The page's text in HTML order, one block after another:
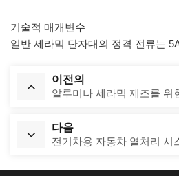
기술적 매개변수
일반 세라믹 단자대의 정격 전류는
이전의
알루미나 세라믹 제조를 위
다음
전기차용 자동차 열처리 시